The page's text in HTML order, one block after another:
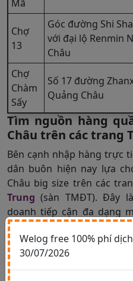
Mã
Chợ
13
Góc đường Shi
với đại lộ Renmin
Châu
Chợ
Chàm
Sấy
Số 17 đường
Quảng Châu
Tìm nguồn hàng
Châu trên các trang
Bên cạnh nhập hàng trực
dân buôn hiện nay lựa
Châu big size trên các
Trung (sàn TMĐT). Đây
doanh tiếp cận đa dạng
lượng giữa nhiều nhà cung
Hiện nay, có 3 sàn
Quảng Châu big size gồm:
Welog free 100% phí
30/07/2026